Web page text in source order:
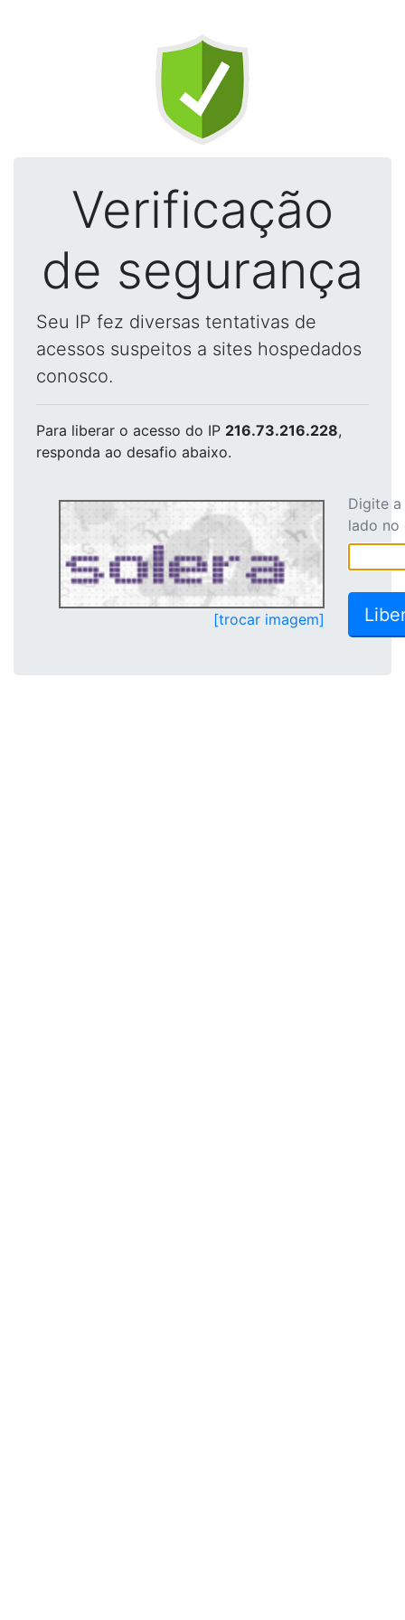
Verificação
de segurança
Seu IP fez diversas tentativas de
acessos suspeitos a sites hospedados
conosco.
Para liberar o acesso do IP 216.73.216.228,
responda ao desafio abaixo.
[trocar imagem]
Digite
lado no